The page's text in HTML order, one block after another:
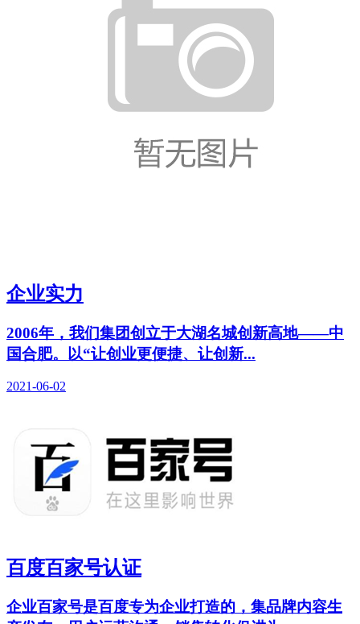
企业实力
2006年，我们集团创立于大湖名城创新高地——中
国合肥。以“让创业更便捷、让创新...
2021-06-02
百度百家号认证
企业百家号是百度专为企业打造的，集品牌内容生